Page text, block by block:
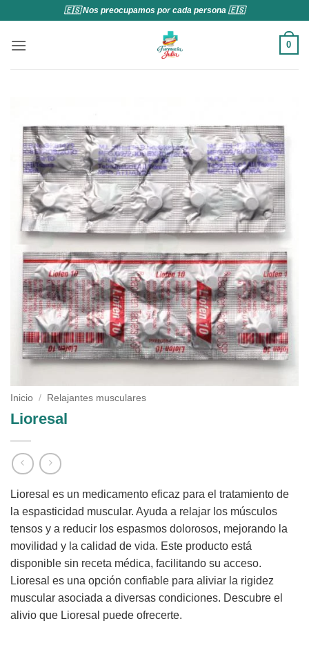
contenido
🇪🇸 Nos preocupamos por cada persona 🇪🇸
0
Inicio / Relajantes musculares
Lioresal
Lioresal es un medicamento eficaz para el tratamiento de
la espasticidad muscular. Ayuda a relajar los músculos
tensos y a reducir los espasmos dolorosos, mejorando la
movilidad y la calidad de vida. Este producto está
disponible sin receta médica, facilitando su acceso.
Lioresal es una opción confiable para aliviar la rigidez
muscular asociada a diversas condiciones. Descubre el
alivio que Lioresal puede ofrecerte.